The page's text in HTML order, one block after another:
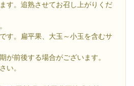
す。追熟させてお召し上がりくだ
す。扁平果、大玉～小玉を含むサ
が前後する場合がございます。
い。